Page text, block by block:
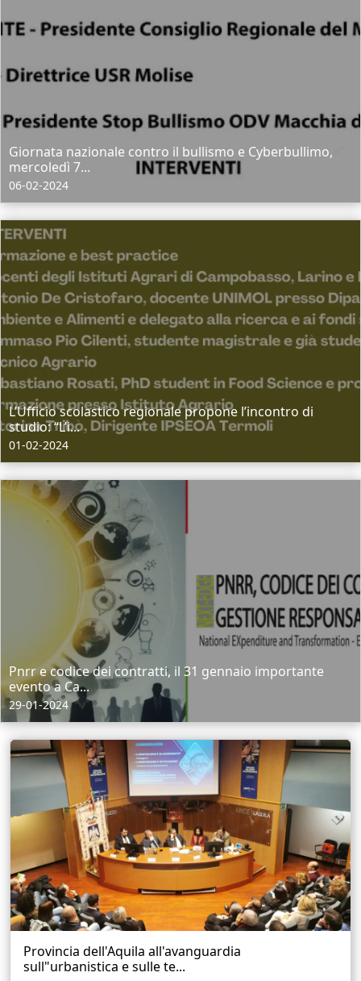
Giornata nazionale contro il bullismo e Cyberbullimo,
mercoledì 7...
06-02-2024
L’Ufficio scolastico regionale propone l’incontro di
studio: “L’i...
01-02-2024
Pnrr e codice dei contratti, il 31 gennaio importante
evento a Ca...
29-01-2024
Provincia dell'Aquila all'avanguardia
sull"urbanistica e sulle te...